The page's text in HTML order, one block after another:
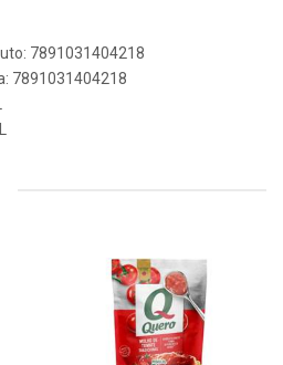
7891031404218
7891031404218